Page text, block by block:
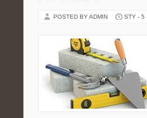
POSTED BY ADMIN STY - 5